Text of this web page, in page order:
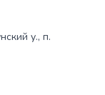
у., п.